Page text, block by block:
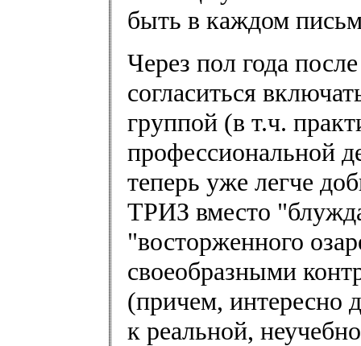
быть в каждом
Через пол года
согласиться
группой (в т.ч.
профессиональной
теперь уже легче
ТРИЗ вместо
"восторженного
своеобразными
(причем, интересно
к реальной,